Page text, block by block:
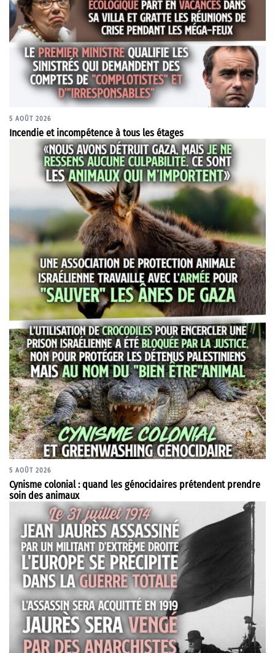
5 AOÛT 2026
Incendie et incompétence à tous les étages
5 AOÛT 2026
Cynisme colonial : quand les génocidaires prétendent prendre
soin des animaux